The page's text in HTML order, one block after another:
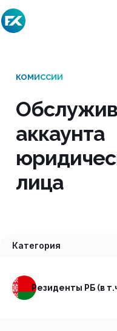
КОМИССИИ
аккаунта
лица
Категория
Резиденты РБ (в